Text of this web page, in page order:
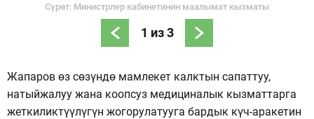
Сүрөт: Министрлер кабинетинин маалымат кызматы
1 из3
Жапаров өз сөзүндө мамлекет калктын сапаттуу,
натыйжалуу жана коопсуз медициналык кызматтарга
жеткиликтүүлүгүн жогорулатууга бардык күч-аракетин